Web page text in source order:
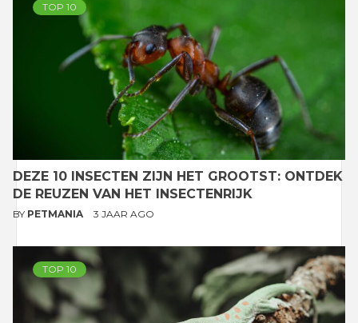
TOP 10
DEZE 10 INSECTEN ZIJN HET GROOTST: ONTDEK
DE REUZEN VAN HET INSECTENRIJK
BY PETMANIA 3 JAAR AGO
TOP 10